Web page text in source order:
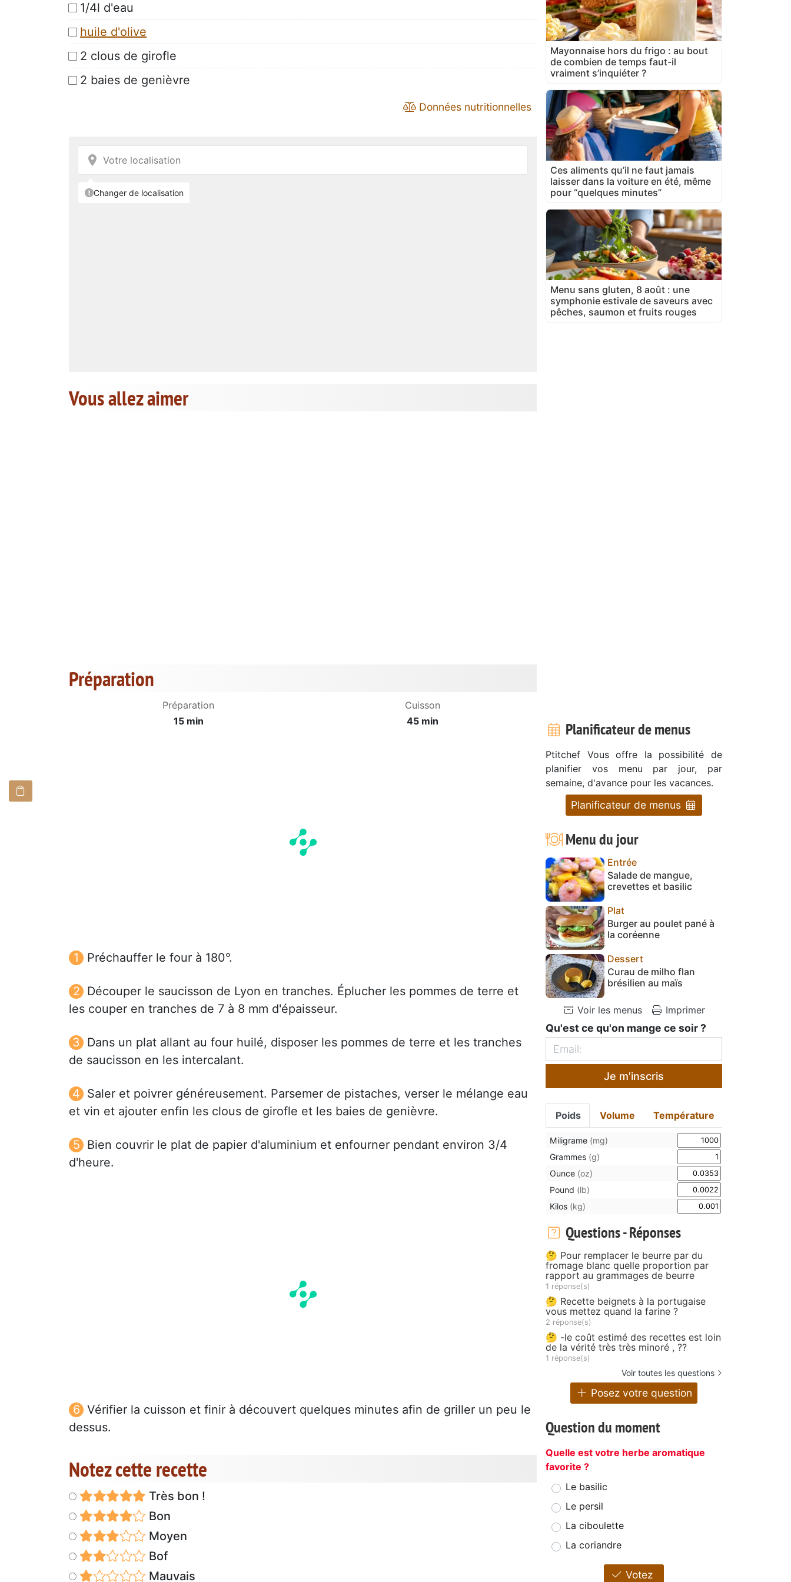
1/4l d'eau
huile d'olive
2 clous de girofle
2 baies de genièvre
Données nutritionnelles
Vous allez aimer
Préparation
Préparation
15 min
Cuisson
45 min
Préchauffer le four à 180°.
Découper le saucisson de Lyon en tranches. Éplucher les pommes de terre et
les couper en tranches de 7 à 8 mm d'épaisseur.
Dans un plat allant au four huilé, disposer les pommes de terre et les tranches
de saucisson en les intercalant.
Saler et poivrer généreusement. Parsemer de pistaches, verser le mélange eau
et vin et ajouter enfin les clous de girofle et les baies de genièvre.
Bien couvrir le plat de papier d'aluminium et enfourner pendant environ 3/4
d'heure.
Vérifier la cuisson et finir à découvert quelques minutes afin de griller un peu le
dessus.
Notez cette recette
Très bon !
Bon
Moyen
Bof
Mauvais
Mayonnaise hors du frigo : au bout
de combien de temps faut-il
vraiment s’inquiéter ?
Ces aliments qu’il ne faut jamais
laisser dans la voiture en été, même
pour “quelques minutes”
Menu sans gluten, 8 août : une
symphonie estivale de saveurs avec
pêches, saumon et fruits rouges
Planificateur de menus
Ptitchef Vous offre la possibilité de
planifier vos menu par jour, par
semaine, d'avance pour les vacances.
Planificateur de menus
Menu du jour
Entrée
Salade de mangue,
crevettes et basilic
Plat
Burger au poulet pané à
la coréenne
Dessert
Curau de milho flan
brésilien au maïs
Voir les menus Imprimer
Qu'est ce qu'on mange ce soir ?
Je m'inscris
Poids Volume Température
Miligrame (mg)
Grammes (g)
Ounce (oz)
Pound (lb)
Kilos (kg)
Questions - Réponses
🤔 Pour remplacer le beurre par du
fromage blanc quelle proportion par
rapport au grammages de beurre
1 réponse(s)
🤔 Recette beignets à la portugaise
vous mettez quand la farine ?
2 réponse(s)
🤔 -le coût estimé des recettes est loin
de la vérité très très minoré , ??
1 réponse(s)
Voir toutes les questions
Posez votre question
Question du moment
Quelle est votre herbe aromatique
favorite ?
Le basilic
Le persil
La ciboulette
La coriandre
Votez